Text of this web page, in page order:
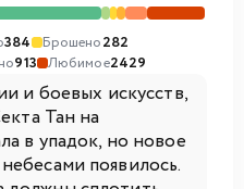
384 Брошено282
913 Любимое2429
и боевых искусств,
Тан на
в упадок, но новое
появилось.